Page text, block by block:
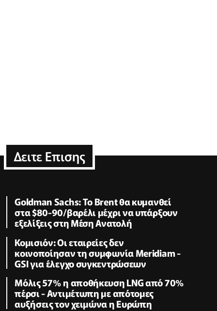
Δειτε Επισης
Goldman Sachs: Το Brent θα κυμανθεί
στα $80-90/βαρέλι μέχρι να υπάρξουν
εξελίξεις στη Μέση Ανατολή
Κομισιόν: Οι εταιρείες δεν
κοινοποίησαν τη συμφωνία Meridiam -
GSI για έλεγχο συγκεντρώσεων
Μόλις 57% η αποθήκευση LNG από 70%
πέρσι - Αντιμέτωπη με απότομες
αυξήσεις τον χειμώνα η Ευρώπη